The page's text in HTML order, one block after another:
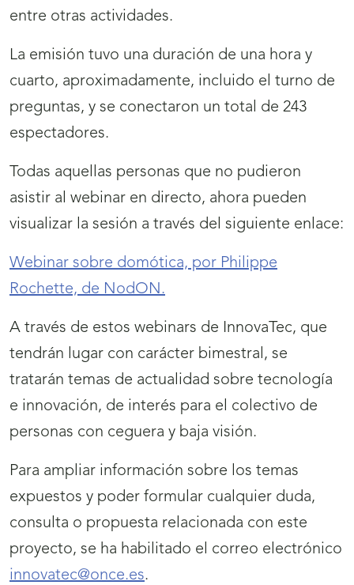
entre otras actividades.
La emisión tuvo una duración de una hora y
cuarto, aproximadamente, incluido el turno de
preguntas, y se conectaron un total de 243
espectadores.
Todas aquellas personas que no pudieron
asistir al webinar en directo, ahora pueden
visualizar la sesión a través del siguiente enlace:
Webinar sobre domótica, por Philippe
Rochette, de NodON.
A través de estos webinars de InnovaTec, que
tendrán lugar con carácter bimestral, se
tratarán temas de actualidad sobre tecnología
e innovación, de interés para el colectivo de
personas con ceguera y baja visión.
Para ampliar información sobre los temas
expuestos y poder formular cualquier duda,
consulta o propuesta relacionada con este
proyecto, se ha habilitado el correo electrónico
innovatec@once.es.